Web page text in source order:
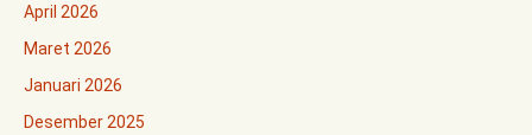
April 2026
Maret 2026
Januari 2026
Desember 2025